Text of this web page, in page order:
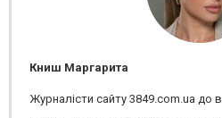
Книш Маргарита
Журналісти сайту 3849.com.ua до